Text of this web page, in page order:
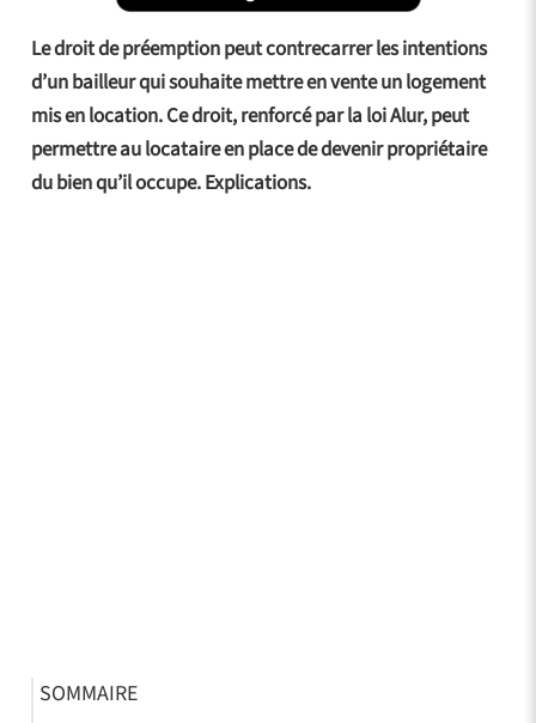
Le droit de préemption peut contrecarrer les intentions
d’un bailleur qui souhaite mettre en vente un logement
mis en location. Ce droit, renforcé par la loi Alur, peut
permettre au locataire en place de devenir propriétaire
du bien qu’il occupe. Explications.
SOMMAIRE